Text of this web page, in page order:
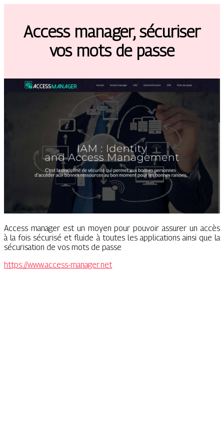
Access manager, sécuriser
vos mots de passe
Access manager est un moyen pour pouvoir assurer un accès
à la fois sécurisé et fluide à toutes les applications ainsi que la
sécurisation de vos mots de passe
https://www.access-manager.net